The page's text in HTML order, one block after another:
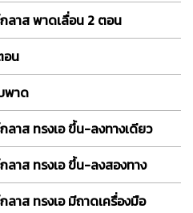
ลาส พาดเลื่อน 2 ตอน
อน
พาด
าส ทรงเอ ขึ้น-ลงทางเดียว
ลาส ทรงเอ ขึ้น-ลงสองทาง
าส ทรงเอ มีถาดเครื่องมือ